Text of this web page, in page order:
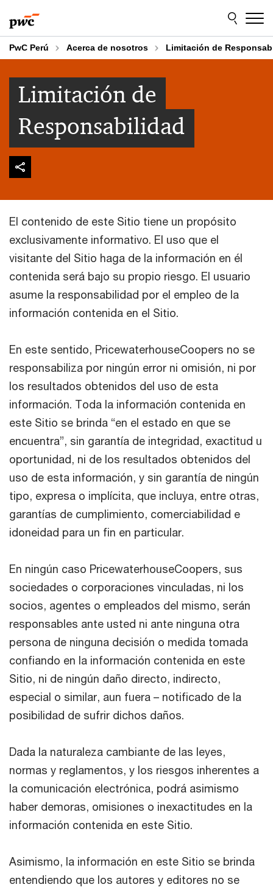
to
content
to
footer
PwC Perú Acerca de nosotros Limitación de
Limitación de
Responsabilidad
El contenido de este Sitio tiene un propósito
exclusivamente informativo. El uso que el
visitante del Sitio haga de la información en él
contenida será bajo su propio riesgo. El usuario
asume la responsabilidad por el empleo de la
información contenida en el Sitio.
En este sentido, PricewaterhouseCoopers no se
responsabiliza por ningún error ni omisión, ni por
los resultados obtenidos del uso de esta
información. Toda la información contenida en
este Sitio se brinda “en el estado en que se
encuentra”, sin garantía de integridad, exactitud u
oportunidad, ni de los resultados obtenidos del
uso de esta información, y sin garantía de ningún
tipo, expresa o implícita, que incluya, entre otras,
garantías de cumplimiento, comerciabilidad e
idoneidad para un fin en particular.
En ningún caso PricewaterhouseCoopers, sus
sociedades o corporaciones vinculadas, ni los
socios, agentes o empleados del mismo, serán
responsables ante usted ni ante ninguna otra
persona de ninguna decisión o medida tomada
confiando en la información contenida en este
Sitio, ni de ningún daño directo, indirecto,
especial o similar, aun fuera – notificado de la
posibilidad de sufrir dichos daños.
Dada la naturaleza cambiante de las leyes,
normas y reglamentos, y los riesgos inherentes a
la comunicación electrónica, podrá asimismo
haber demoras, omisiones o inexactitudes en la
información contenida en este Sitio.
Asimismo, la información en este Sitio se brinda
entendiendo que los autores y editores no se